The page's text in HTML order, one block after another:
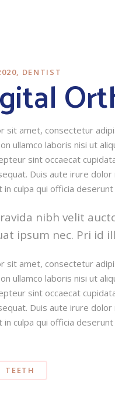
DENTIST
sit amet, consectetur
ullamco laboris nisi ut
sint occaecat
Duis aute irure
culpa qui officia
nibh velit
ipsum nec. Pri id
sit amet, consectetur
ullamco laboris nisi ut
sint occaecat
Duis aute irure
culpa qui officia
TEETH